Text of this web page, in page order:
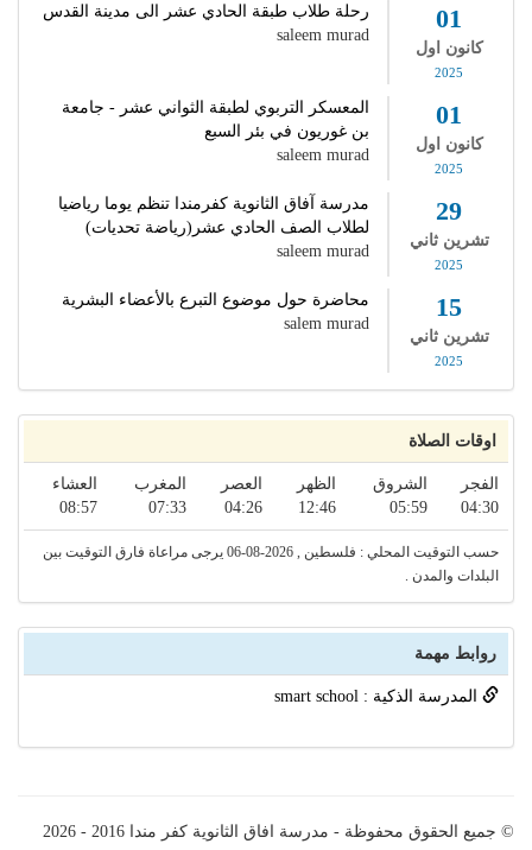
01
كانون اول
2025
رحلة طلاب طبقة الحادي عشر الى مدينة القدس
saleem murad
01
كانون اول
2025
المعسكر التربوي لطبقة الثواني عشر - جامعة
بن غوريون في بئر السبع
saleem murad
29
تشرين ثاني
2025
مدرسة آفاق الثانوية كفرمندا تنظم يوما رياضيا
لطلاب الصف الحادي عشر(رياضة تحديات)
saleem murad
15
تشرين ثاني
2025
محاضرة حول موضوع التبرع بالأعضاء البشرية
salem murad
اوقات الصلاة
الفجر
04:30
الشروق
05:59
الظهر
12:46
العصر
04:26
المغرب
07:33
العشاء
08:57
حسب التوقيت المحلي : فلسطين , 2026-08-06 يرجى مراعاة فارق التوقيت بين
البلدات والمدن .
روابط مهمة
المدرسة الذكية : smart school
© جميع الحقوق محفوظة - مدرسة افاق الثانوية كفر مندا 2016 - 2026